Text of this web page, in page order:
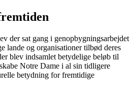
der sat gang i genopbygningsarbejdet
lande og organisationer tilbød deres
blev indsamlet betydelige beløb til
Notre Dame i al sin tidligere
betydning for fremtidige